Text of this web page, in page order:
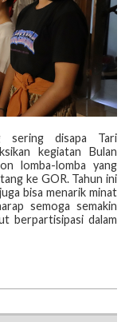
sering disapa Tari
kegiatan Bulan
lomba-lomba yang
ke GOR. Tahun ini
bisa menarik minat
semoga semakin
berpartisipasi dalam